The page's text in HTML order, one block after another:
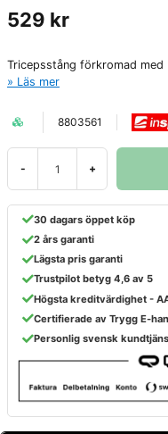
529 kr
Tricepsstång förkromad med
Läs mer
8803561
- +
30 dagars öppet köp
2 års garanti
Lägsta pris garanti
Trustpilot betyg 4,6 av 5
Högsta kreditvärdighet -
Certifierade av Trygg E-
Personlig svensk